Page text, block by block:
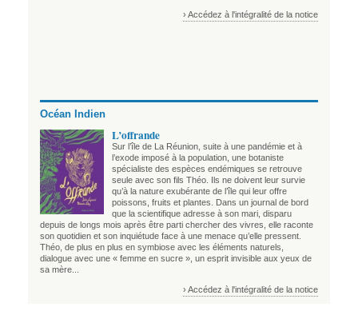
› Accédez à l'intégralité de la notice
Océan Indien
L’offrande
Sur l’île de La Réunion, suite à une pandémie et à
l’exode imposé à la population, une botaniste
spécialiste des espèces endémiques se retrouve
seule avec son fils Théo. Ils ne doivent leur survie
qu’à la nature exubérante de l’île qui leur offre
poissons, fruits et plantes. Dans un journal de bord
que la scientifique adresse à son mari, disparu
depuis de longs mois après être parti chercher des vivres, elle raconte
son quotidien et son inquiétude face à une menace qu’elle pressent.
Théo, de plus en plus en symbiose avec les éléments naturels,
dialogue avec une « femme en sucre », un esprit invisible aux yeux de
sa mère...
› Accédez à l'intégralité de la notice